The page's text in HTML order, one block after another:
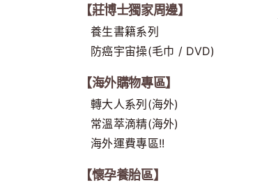
【莊博士獨家周邊】
養生書籍系列
防癌宇宙操(毛巾 / DVD)
【海外購物專區】
轉大人系列(海外)
常溫萃滴精(海外)
海外運費專區!!
【懷孕養胎區】